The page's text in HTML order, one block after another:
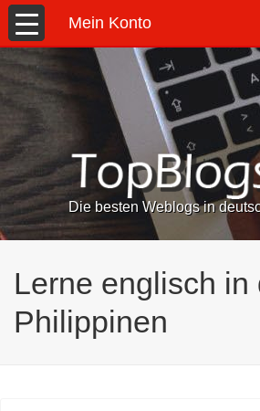
Mein Konto
Die besten Weblogs in
Lerne englisch in
Philippinen